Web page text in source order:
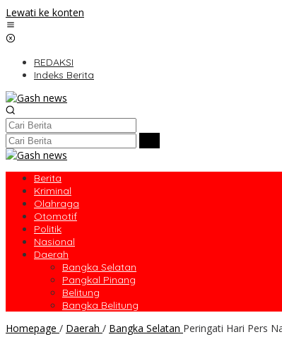
Lewati ke konten
REDAKSI
Indeks Berita
Berita
Kriminal
Olahraga
Otomotif
Politik
Nasional
Daerah
Bangka Selatan
Pangkal Pinang
Belitung
Bangka Belitung
Homepage / Daerah / Bangka Selatan Peringati Hari Pers